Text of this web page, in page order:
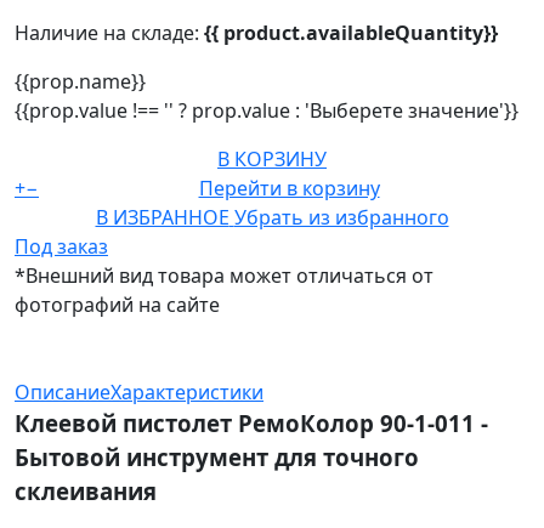
Наличие на складе: {{ product.availableQuantity}}
{{prop.name}}
{{prop.value !== '' ? prop.value : 'Выберете значение'}}
В КОРЗИНУ
+−
Перейти в корзину
В ИЗБРАННОЕ Убрать из избранного
Под заказ
*Внешний вид товара может отличаться от
фотографий на сайте
ОписаниеХарактеристики
Клеевой пистолет РемоКолор 90-1-011 -
Бытовой инструмент для точного
склеивания